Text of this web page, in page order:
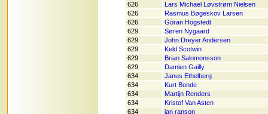
626
Lars Michael Løvstrøm Nielsen
626
Rasmus Bøgeskov Larsen
626
Göran Högstedt
629
Søren Nygaard
629
John Dreyer Andersen
629
Keld Scotwin
629
Brian Salomonsson
629
Damien Gailly
634
Janus Ethelberg
634
Kurt Bonde
634
Martijn Renders
634
Kristof Van Asten
634
jan ranson